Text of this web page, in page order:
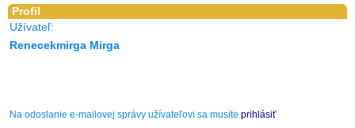
Profil
Užívateľ:
Renecekmirga Mirga
Na odoslanie e-mailovej správy užívateľovi sa musíte prihlásiť